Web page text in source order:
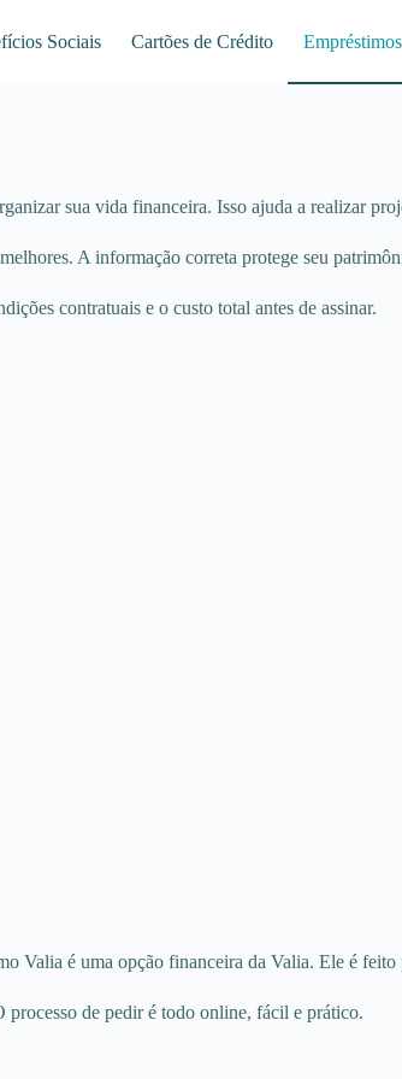
Sociais Cartões de Crédito Empréstimos
sua vida financeira. Isso ajuda a realizar
A informação correta protege seu
contratuais e o custo total antes de assinar.
Valia é uma opção financeira da Valia. Ele é
processo de pedir é todo online, fácil e prático.